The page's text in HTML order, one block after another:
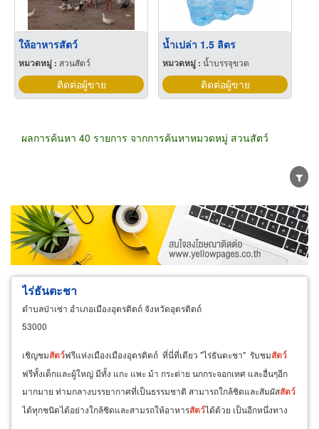
ให้อาหารสัตว์
หมวดหมู่ : สวนสัตว์
ติดต่อผู้ขาย
น้ำเปล่า 1.5 ลิตร
หมวดหมู่ :น้ำบรรจุขวด
ติดต่อผู้ขาย
ผลการค้นหา 40 รายการ จากการค้นหาหมวดหมู่ สวนสัตว์
ขายส่ง ขายปลีก ผู้ผลิต
ตัวแทนจัดจำหน่าย
ผู้ส่งออก/นำเข้า
ธุรกิจบริการ
ไร่ธันตะชา
ตำบลป่าเซ่า อำเภอเมืองอุตรดิตถ์ จังหวัดอุตรดิตถ์
53000
เชิญชมสัตว์ฟรีแห่งเมืองเมืองอุตรดิตถ์ ที่นี่ที่เดียว "ไร่ธันตะชา" รับชมสัตว์
ฟรีทั้งเด็กและผู้ใหญ่ มีทั้ง แกะ แพะ ม้า กระต่าย นกกระจอกเทศ และอื่นๆอีก
มากมาย ท่ามกลางบรรยากาศที่เป็นธรรมชาติ สามารถใกล้ชิดและสัมผัสสัตว์
ได้ทุกชนิดได้อย่างใกล้ชิดและสามรถให้อาหารสัตว์ได้ด้วย เป็นอีกหนึ่งทาง